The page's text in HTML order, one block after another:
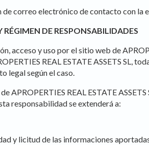
de correo electrónico de contacto con la
RÉGIMEN DE RESPONSABILIDADES
acceso y uso por el sitio web de
REAL ESTATE ASSETS SL,
legal según el caso.
APROPERTIES REAL ESTATE
responsabilidad se extenderá a:
y licitud de las informaciones